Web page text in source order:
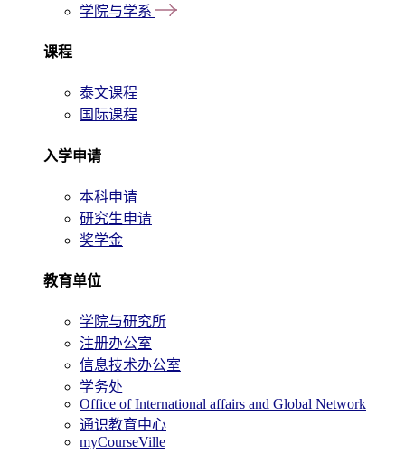
学院与学系
课程
泰文课程
国际课程
入学申请
本科申请
研究生申请
奖学金
教育单位
学院与研究所
注册办公室
信息技术办公室
学务处
Office of International affairs and Global Network
通识教育中心
myCourseVille